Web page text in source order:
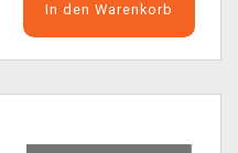
In den Warenkorb